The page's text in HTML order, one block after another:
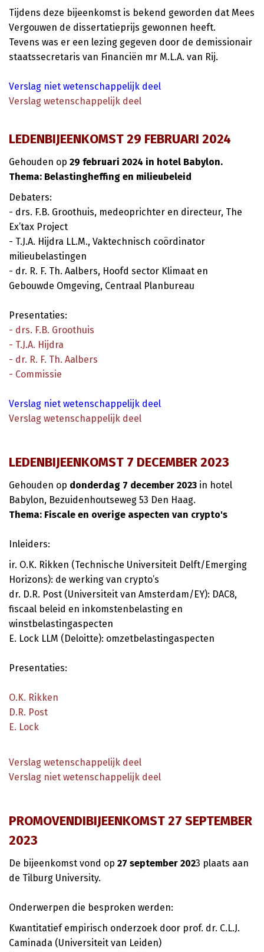
Tijdens deze bijeenkomst is bekend geworden dat Mees
Vergouwen de dissertatieprijs gewonnen heeft.
Tevens was er een lezing gegeven door de demissionair
staatssecretaris van Financiën mr M.L.A. van Rij.
Verslag niet wetenschappelijk deel
Verslag wetenschappelijk deel
LEDENBIJEENKOMST 29 FEBRUARI 2024
Gehouden op 29 februari 2024 in hotel Babylon.
Thema: Belastingheffing en milieubeleid
Debaters:
- drs. F.B. Groothuis, medeoprichter en directeur, The
Ex’tax Project
- T.J.A. Hijdra LL.M., Vaktechnisch coördinator
milieubelastingen
- dr. R. F. Th. Aalbers, Hoofd sector Klimaat en
Gebouwde Omgeving, Centraal Planbureau
Presentaties:
- drs. F.B. Groothuis
- T.J.A. Hijdra
- dr. R. F. Th. Aalbers
- Commissie
Verslag niet wetenschappelijk deel
Verslag wetenschappelijk deel
LEDENBIJEENKOMST 7 DECEMBER 2023
Gehouden op donderdag 7 december 2023 in hotel
Babylon, Bezuidenhoutseweg 53 Den Haag.
Thema: Fiscale en overige aspecten van crypto's
Inleiders:
ir. O.K. Rikken (Technische Universiteit Delft/Emerging
Horizons): de werking van crypto’s
dr. D.R. Post (Universiteit van Amsterdam/EY): DAC8,
fiscaal beleid en inkomstenbelasting en
winstbelastingaspecten
E. Lock LLM (Deloitte): omzetbelastingaspecten
Presentaties:
O.K. Rikken
D.R. Post
E. Lock
Verslag wetenschappelijk deel
Verslag niet wetenschappelijk deel
PROMOVENDIBIJEENKOMST 27 SEPTEMBER
2023
De bijeenkomst vond op 27 september 2023 plaats aan
de Tilburg University.
Onderwerpen die besproken werden:
Kwantitatief empirisch onderzoek door prof. dr. C.L.J.
Caminada (Universiteit van Leiden)